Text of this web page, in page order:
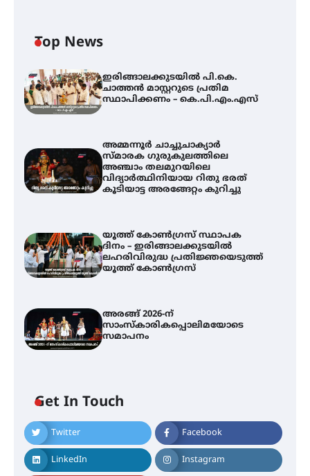
Top News
ഇരിങ്ങാലക്കുടയിൽ പി.കെ.
ചാത്തൻ മാസ്റ്ററുടെ പ്രതിമ
സ്ഥാപിക്കണം – കെ.പി.എം.എസ്
അമ്മന്നൂർ ചാച്ചുചാക്യാർ
സ്മാരക ഗുരുകുലത്തിലെ
അഞ്ചാം തലമുറയിലെ
വിദ്യാർത്ഥിനിയായ റിതു ഭരത്
കൂടിയാട്ട അരങ്ങേറ്റം കുറിച്ചു
യൂത്ത് കോൺഗ്രസ്‌ സ്ഥാപക
ദിനം – ഇരിങ്ങാലക്കുടയിൽ
ലഹരിവിരുദ്ധ പ്രതിജ്ഞയെടുത്ത്
യൂത്ത് കോൺഗ്രസ്
അരങ്ങ് 2026-ന്
സാംസ്കാരികപ്പൊലിമയോടെ
സമാപനം
Get In Touch
Twitter Facebook
LinkedIn Instagram
അമ്മന്നൂർ ചാച്ചുചാക്യാർ സ്മാരക
ഗുരുകുലത്തിലെ അഞ്ചാം
തലമുറയിലെ വിദ്യാർത്ഥിനിയായ
റിതു ഭരത് കൂടിയാട്ട അരങ്ങേറ്റം